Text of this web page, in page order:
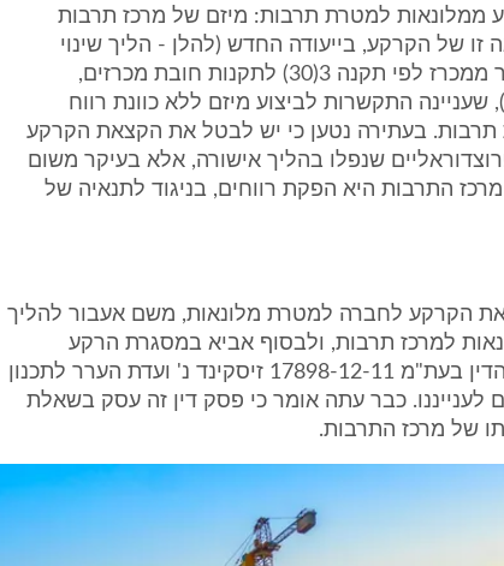
ממלונאות למטרת תרבות: מיזם של מרכז תרבות
זו של הקרקע, בייעודה החדש (להלן - הליך שינוי
הייעוד), נעשתה גם היא בפטור ממכרז לפי תקנה 3(30) לתקנות חובת מכרזים,
שעניינה התקשרות לביצוע מיזם ללא כוונת רווח
תרבות. בעתירה נטען כי יש לבטל את הקצאת הקרקע
שנפלו בהליך אישורה, אלא בעיקר משום
התרבות היא הפקת רווחים, בניגוד לתנאיה של
הקרקע לחברה למטרת מלונאות, משם אעבור להליך
למרכז תרבות, ולבסוף אביא במסגרת הרקע
העובדתי את עיקריו של פסק הדין בעת"מ 17898-12-11 זיסקינד נ' ועדת הערר לתכנון
לענייננו. כבר עתה אומר כי פסק דין זה עסק בשאלת
של מרכז התרבות.